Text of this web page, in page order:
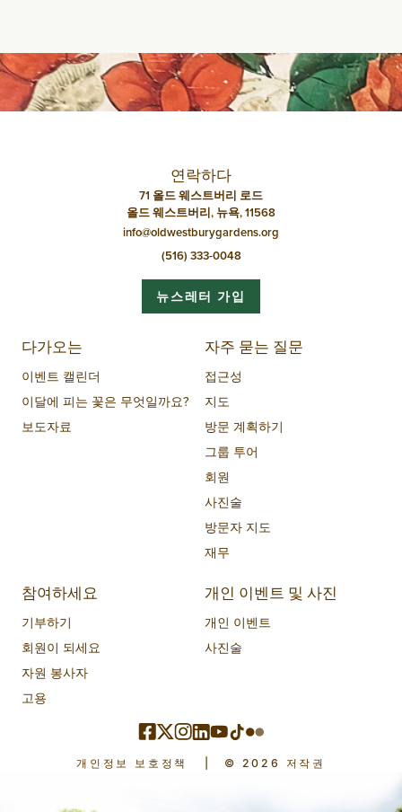
연락하다
71 올드 웨스트버리 로드
올드 웨스트버리, 뉴욕, 11568
info@oldwestburygardens.org
(516) 333-0048
뉴스레터 가입
다가오는
이벤트 캘린더
이달에 피는 꽃은 무엇일까요?
보도자료
자주 묻는 질문
접근성
지도
방문 계획하기
그룹 투어
회원
사진술
방문자 지도
재무
참여하세요
기부하기
회원이 되세요
자원 봉사자
고용
개인 이벤트 및 사진
개인 이벤트
사진술
개인정보 보호정책 © 2026 저작권